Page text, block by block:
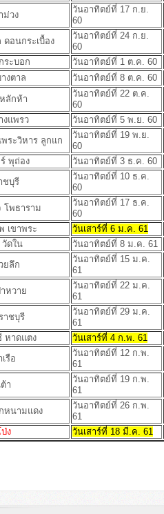
ม่วง
วันอาทิตย์ที่ 17 ก.ย.
60
อนกระเบื้อง
วันอาทิตย์ที่ 24 ก.ย.
60
ระบอก วันอาทิตย์ที่ 1 ต.ค. 60
งตาล วันอาทิตย์ที่ 8 ต.ค. 60
ลักห้า
วันอาทิตย์ที่ 22 ต.ค.
60
แพรว วันอาทิตย์ที่ 5 พ.ย. 60
ระวิหาร ลูกแก
วันอาทิตย์ที่ 19 พ.ย.
60
พุถ่อง
วันอาทิตย์ที่ 3 ธ.ค. 60
ชบุรี
วันอาทิตย์ที่ 10 ธ.ค.
60
โพธาราม
วันอาทิตย์ที่ 17 ธ.ค.
60
เขาพระ
วันเสาร์ที่ 6 ม.ค. 61
ดใน
วันอาทิตย์ที่ 8 ม.ค. 61
ยลึก
วันอาทิตย์ที่ 15 ม.ค.
61
หวาย
วันอาทิตย์ที่ 22 ม.ค.
61
าชบุรี
วันอาทิตย์ที่ 29 ม.ค.
61
หาดแตง
วันเสาร์ที่ 4 ก.พ. 61
รือ
วันอาทิตย์ที่ 12 ก.พ.
61
า
วันอาทิตย์ที่ 19 ก.พ.
61
หนามแดง
วันอาทิตย์ที่ 26 ก.พ.
61
ง วันเสาร์ที่ 18 มี.ค. 61